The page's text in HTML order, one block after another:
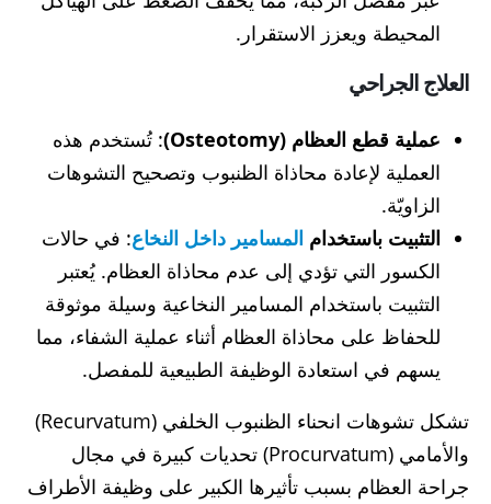
المحيطة ويعزز الاستقرار.
العلاج الجراحي
عملية قطع العظام (Osteotomy)
: تُستخدم هذه
العملية لإعادة محاذاة الظنبوب وتصحيح التشوهات
الزاويّة.
التثبيت باستخدام المسامير داخل النخاع: في حالات
الكسور التي تؤدي إلى عدم محاذاة العظام. يُعتبر
التثبيت باستخدام المسامير النخاعية وسيلة موثوقة
للحفاظ على محاذاة العظام أثناء عملية الشفاء، مما
يسهم في استعادة الوظيفة الطبيعية للمفصل.
تشكل تشوهات انحناء الظنبوب الخلفي (Recurvatum)
والأمامي (Procurvatum) تحديات كبيرة في مجال
جراحة العظام بسبب تأثيرها الكبير على وظيفة الأطراف